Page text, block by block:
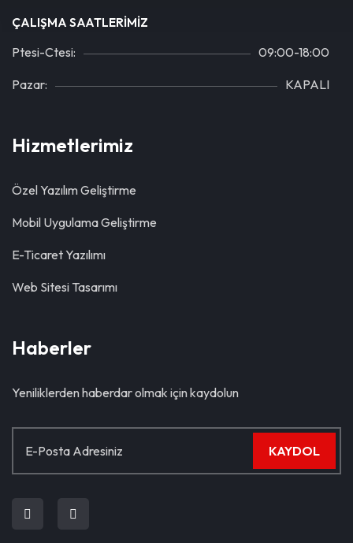
ÇALIŞMA SAATLERIMIZ
Ptesi-Ctesi: 09:00-18:00
Pazar: KAPALI
Hizmetlerimiz
Özel Yazılım Geliştirme
Mobil Uygulama Geliştirme
E-Ticaret Yazılımı
Web Sitesi Tasarımı
Haberler
Yeniliklerden haberdar olmak için kaydolun
KAYDOL